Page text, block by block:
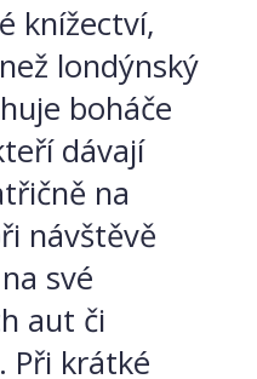
knížectví,
londýnský
boháče
dávají
na
návštěvě
své
aut či
Při krátké